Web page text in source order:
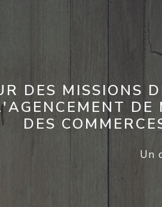
DES MISSIONS
DE
DES
Un